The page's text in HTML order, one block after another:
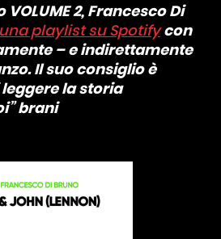
2, Francesco Di
una playlist su Spotifycon
– e indirettamente
Il suo consiglio è
la storia
brani